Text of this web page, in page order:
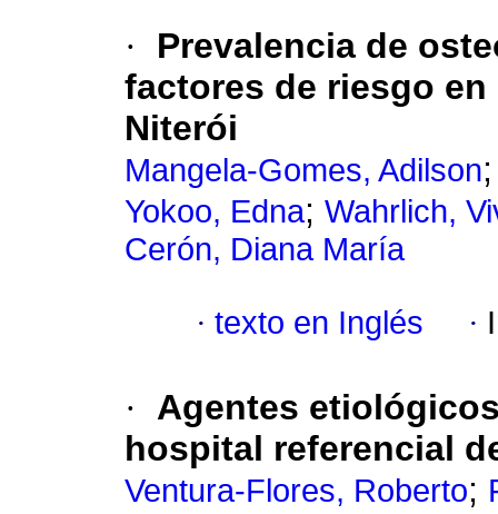
·
Prevalencia de
factores de riesgo en
Niterói
Mangela-Gomes, Adilson
Yokoo, Edna; Wahrlich,
Cerón, Diana María
· texto en Inglés ·
·
Agentes
hospital referencial
Ventura-Flores, Roberto;